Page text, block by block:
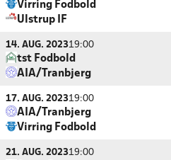
Virring Fodbold
Ulstrup IF
14. AUG. 202319:00
tst Fodbold
AIA/Tranbjerg
17. AUG. 202319:00
AIA/Tranbjerg
Virring Fodbold
21. AUG. 202319:00